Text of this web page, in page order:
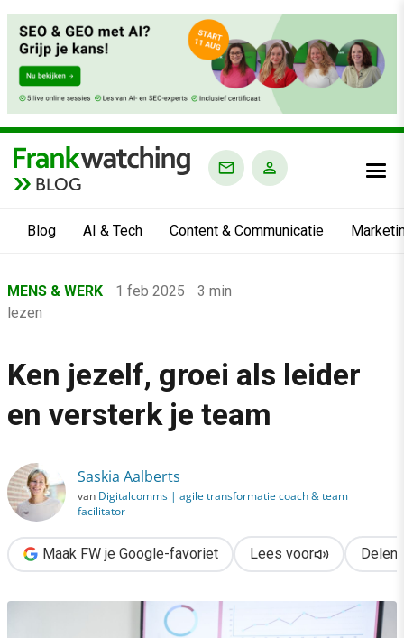
BLOG
Blog AI & Tech Content & Communicatie
›
Mens & Werk
›
MENS & WERK 1 feb 2025
3 min
lezen
Ken jezelf, groei als leider
en versterk je team
Saskia Aalberts
van Digitalcomms | agile transformatie coach & team
facilitator
Maak FW je Google-favoriet Lees voor Delen